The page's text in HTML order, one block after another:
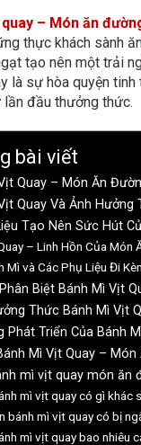
– Món ăn
thực khách sành
tạo nên một trải
là sự hòa quyện
đầu thưởng thức.
bài viết
Quay – Món Ăn
Quay Và Ảnh
Tạo Nên Sức Hút
– Linh Hồn Của Món
Mì và Các Phụ Liệu Đi
Biệt Bánh Mì Vịt
Thức Bánh Mì Vịt
Phát Triển Của Bánh
Mì Vịt Quay – Món
mì vịt quay món ăn
mì vịt quay có gì
bánh mì vịt quay có bị
mì vịt quay bao nhiêu